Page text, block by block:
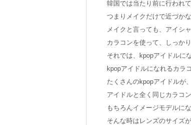
韓国では当たり前に行われ
つまりメイクだけで近づか
メイクと言っても、アイシ
カラコンを使って、しっか
それでは、kpopアイドルに
kpopアイドルになれるカラ
たくさんのkpopアイドルが
アイドルと全く同じカラコ
もちろんイメージモデルに
そんな時はレンズのサイズ